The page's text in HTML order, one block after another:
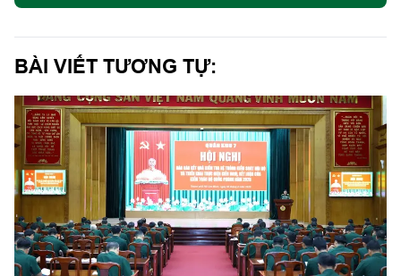
BÀI VIẾT TƯƠNG TỰ: